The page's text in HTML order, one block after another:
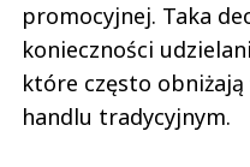
promocyjnej. Taka
konieczności
które często
handlu tradycyjnym.